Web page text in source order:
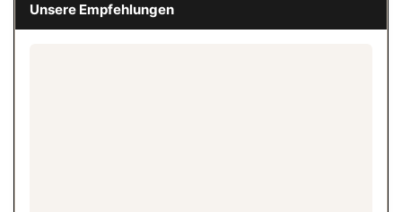
Unsere Empfehlungen